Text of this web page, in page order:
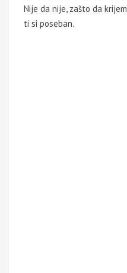
Nije da nije, zašto da krijem
ti si poseban.